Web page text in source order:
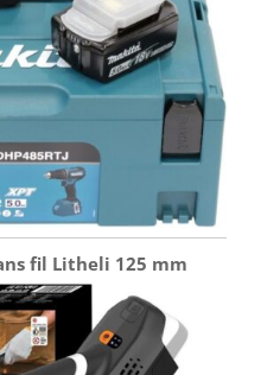
fil Litheli 125 mm